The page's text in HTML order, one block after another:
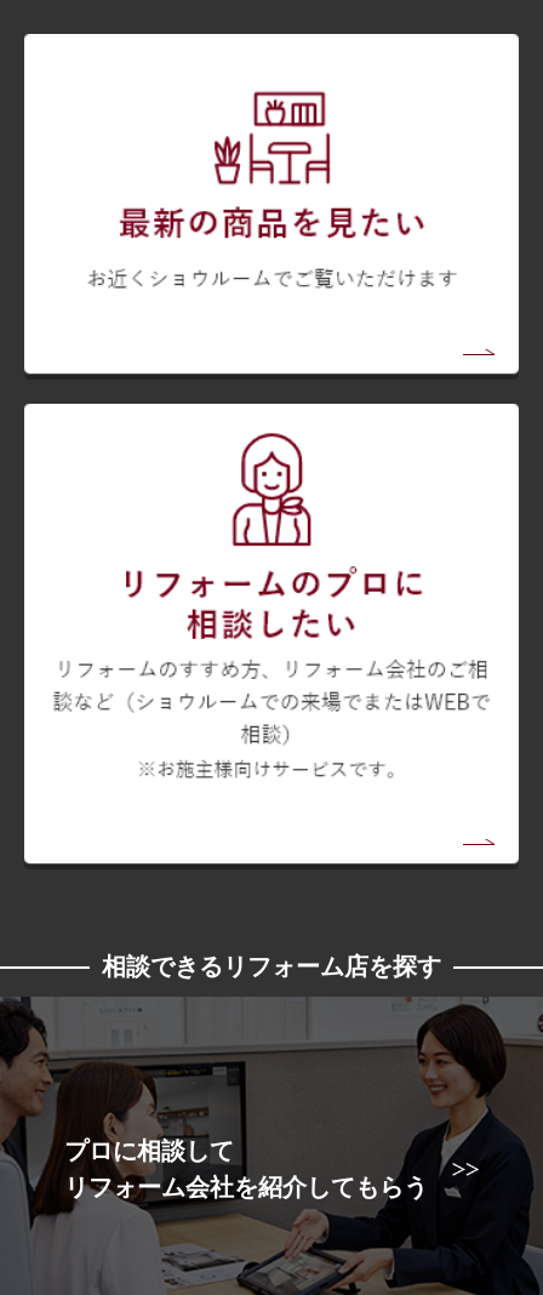
相談できるリフォーム店を探す
プロに相談して
リフォーム会社を紹介してもらう